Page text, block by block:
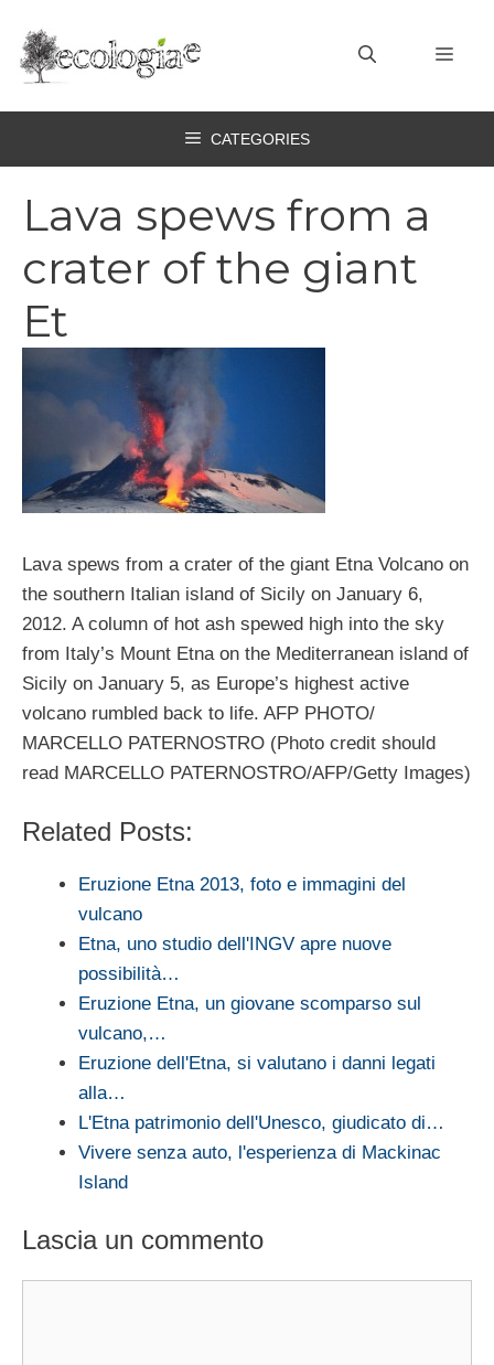
contenuto
CATEGORIES
Lava spews from a
crater of the giant
Et
Lava spews from a crater of the giant Etna Volcano on
the southern Italian island of Sicily on January 6,
2012. A column of hot ash spewed high into the sky
from Italy’s Mount Etna on the Mediterranean island of
Sicily on January 5, as Europe’s highest active
volcano rumbled back to life. AFP PHOTO/
MARCELLO PATERNOSTRO (Photo credit should
read MARCELLO PATERNOSTRO/AFP/Getty Images)
Related Posts:
Eruzione Etna 2013, foto e immagini del
vulcano
Etna, uno studio dell'INGV apre nuove
possibilità…
Eruzione Etna, un giovane scomparso sul
vulcano,…
Eruzione dell'Etna, si valutano i danni legati
alla…
L'Etna patrimonio dell'Unesco, giudicato di…
Vivere senza auto, l'esperienza di Mackinac
Island
Lascia un commento